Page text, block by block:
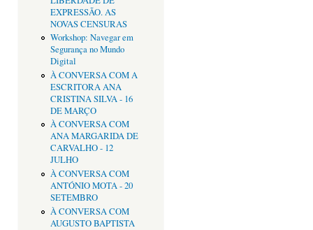
EXPRESSÃO. AS
NOVAS CENSURAS
Workshop: Navegar em
Segurança no Mundo
Digital
À CONVERSA COM A
ESCRITORA ANA
CRISTINA SILVA - 16
DE MARÇO
À CONVERSA COM
ANA MARGARIDA DE
CARVALHO - 12
JULHO
À CONVERSA COM
ANTÓNIO MOTA - 20
SETEMBRO
À CONVERSA COM
AUGUSTO BAPTISTA